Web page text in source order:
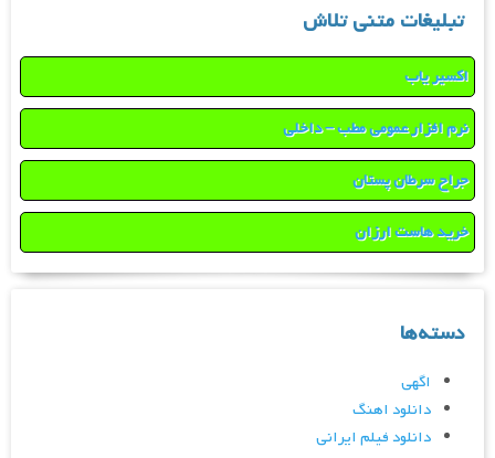
تبلیغات متنی تلاش
اکسیر یاب
نرم افزار عمومی مطب – داخلی
جراح سرطان پستان
خرید هاست ارزان
دسته‌ها
اگهی
دانلود اهنگ
دانلود فیلم ایرانی